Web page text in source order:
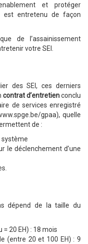
et protéger
est entretenu de façon
de l’assainissement
votre SEI.
des SEI, ces derniers
contrat d’entretienconclu
de services enregistré
gpaa), quelle
de :
le déclenchement d’une
dépend de la taille du
= 20 EH) : 18 mois
(entre 20 et 100 EH) : 9